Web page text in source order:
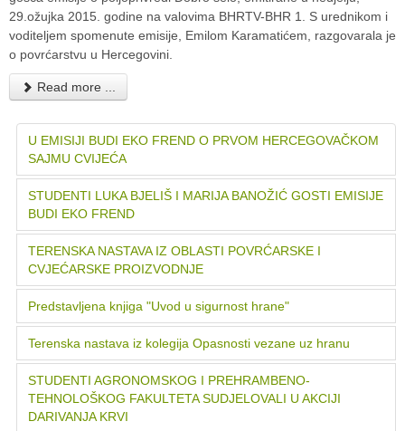
29.ožujka 2015. godine na valovima BHRTV-BHR 1. S urednikom i
voditeljem spomenute emisije, Emilom Karamatićem, razgovarala je
o povrćarstvu u Hercegovini.
Read more ...
U EMISIJI BUDI EKO FREND O PRVOM HERCEGOVAČKOM
SAJMU CVIJEĆA
STUDENTI LUKA BJELIŠ I MARIJA BANOŽIĆ GOSTI EMISIJE
BUDI EKO FREND
TERENSKA NASTAVA IZ OBLASTI POVRĆARSKE I
CVJEĆARSKE PROIZVODNJE
Predstavljena knjiga "Uvod u sigurnost hrane"
Terenska nastava iz kolegija Opasnosti vezane uz hranu
STUDENTI AGRONOMSKOG I PREHRAMBENO-
TEHNOLOŠKOG FAKULTETA SUDJELOVALI U AKCIJI
DARIVANJA KRVI